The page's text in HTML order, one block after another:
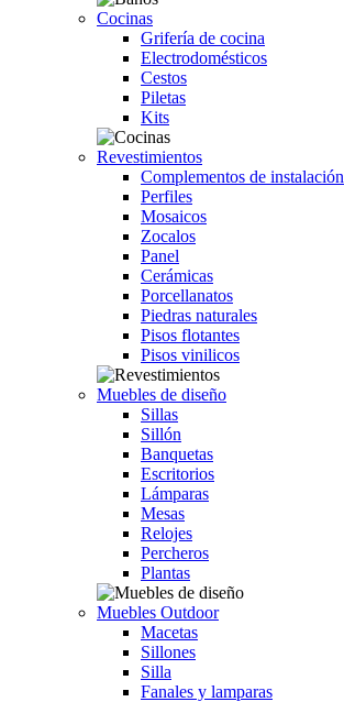
Cocinas
Grifería de cocina
Electrodomésticos
Cestos
Piletas
Kits
Revestimientos
Complementos de instalación
Perfiles
Mosaicos
Zocalos
Panel
Cerámicas
Porcellanatos
Piedras naturales
Pisos flotantes
Pisos vinilicos
Muebles de diseño
Sillas
Sillón
Banquetas
Escritorios
Lámparas
Mesas
Relojes
Percheros
Plantas
Muebles Outdoor
Macetas
Sillones
Silla
Fanales y lamparas